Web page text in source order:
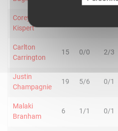
Corey
Kispert
Carlton
Carrington
15 0/0 2/3
Justin
Champagnie
19 5/6 0/1
Malaki
Branham
6 1/1 0/1